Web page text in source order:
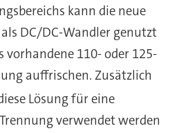
kann die neue
DC/DC-Wandler genutzt
vorhandene 110- oder 125-
auffrischen. Zusätzlich
Lösung für eine
verwendet werden